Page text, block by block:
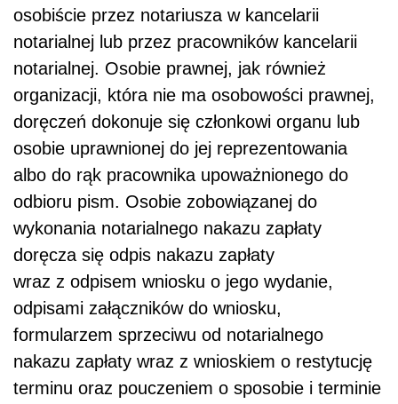
osobiście przez notariusza w kancelarii
notarialnej lub przez pracowników kancelarii
notarialnej. Osobie prawnej, jak również
organizacji, która nie ma osobowości prawnej,
doręczeń dokonuje się członkowi organu lub
osobie uprawnionej do jej reprezentowania
albo do rąk pracownika upoważnionego do
odbioru pism. Osobie zobowiązanej do
wykonania notarialnego nakazu zapłaty
doręcza się odpis nakazu zapłaty
wraz z odpisem wniosku o jego wydanie,
odpisami załączników do wniosku,
formularzem sprzeciwu od notarialnego
nakazu zapłaty wraz z wnioskiem o restytucję
terminu oraz pouczeniem o sposobie i terminie